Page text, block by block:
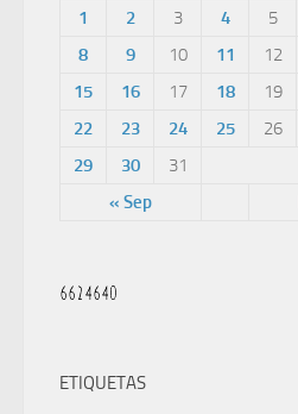
« Sep
1 2 3 4 5
8
9 10 11 12
15
16 17 18 19
22
23 24 25 26
29
30 31
ETIQUETAS